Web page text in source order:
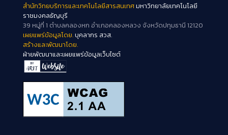
สำนักวิทยบริการและเทคโนโลยีสารสนเทศมหาวิทยาลัยเทคโนโลยี
ราชมงคลธัญบุรี
39 หมู่ที่ 1 ตำบลคลองหก อำเภอคลองหลวง จังหวัดปทุมธานี 12120
เผยแพร่ข้อมูลโดย.บุคลากร สวส.
สร้างและพัฒนาโดย.
ฝ่ายพัฒนาและเผยแพร่ข้อมูลเว็บไซต์